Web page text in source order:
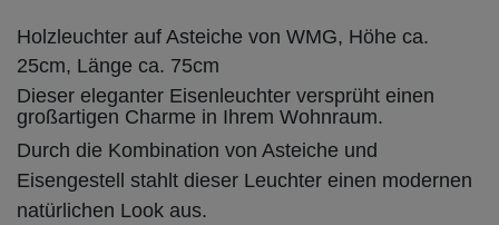
Holzleuchter auf Asteiche von WMG, Höhe ca.
25cm, Länge ca. 75cm
Dieser eleganter Eisenleuchter versprüht einen
großartigen Charme in Ihrem Wohnraum.
Durch die Kombination von Asteiche und
Eisengestell stahlt dieser Leuchter einen modernen
natürlichen Look aus.